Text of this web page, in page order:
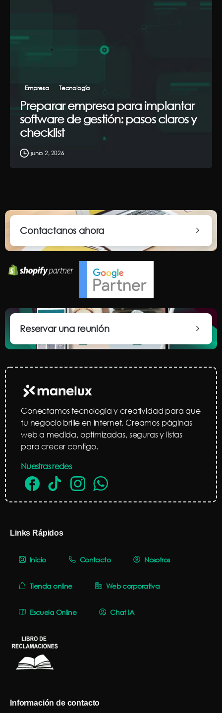
Empresa Tecnología
Preparar empresa para implantar
software de gestión: pasos claros y
checklist
junio 2, 2026
Contactanos ahora
Reservar una reunión
Conectamos tecnología y creatividad para que
tu negocio brille en internet. Creamos páginas
web a medida, optimizadas, seguras y listas
para crecer contigo.
Nuestras redes
Links Rápidos
Inicio Contacto Nosotros
Tienda online Web corporativa
Escuela Online Chat IA
Información de contacto